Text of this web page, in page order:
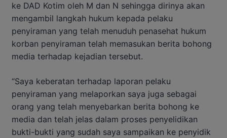
ke DAD Kotim oleh M dan N sehingga dirinya akan
mengambil langkah hukum kepada pelaku
penyiraman yang telah menuduh penasehat hukum
korban penyiraman telah memasukan berita bohong
media terhadap kejadian tersebut.
“Saya keberatan terhadap laporan pelaku
penyiraman yang melaporkan saya juga sebagai
orang yang telah menyebarkan berita bohong ke
media dan telah jelas dalam proses penyelidikan
bukti-bukti yang sudah saya sampaikan ke penyidik